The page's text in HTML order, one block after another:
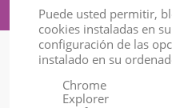
Información
Puede usted permitir,
cookies instaladas en
configuración de las
instalado en su
Chrome
Explorer